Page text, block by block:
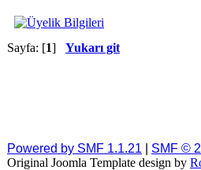
Sayfa: [1] Yukarı git
Powered by SMF 1.1.21
SMF ©
Original Joomla Template design by